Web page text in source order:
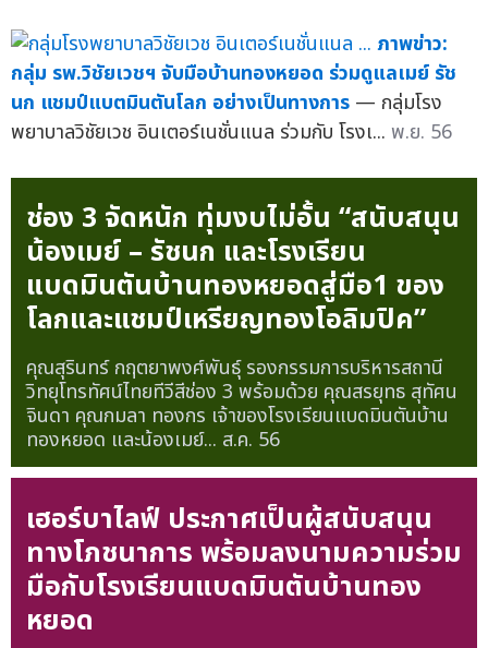
ภาพข่าว:
กลุ่ม รพ.วิชัยเวชฯ จับมือบ้านทองหยอด ร่วมดูแลเมย์ รัช
นก แชมป์แบตมินตันโลก อย่างเป็นทางการ — กลุ่มโรง
พยาบาลวิชัยเวช อินเตอร์เนชั่นแนล ร่วมกับ โรงเ... พ.ย. 56
ช่อง 3 จัดหนัก ทุ่มงบไม่อั้น “สนับสนุน
น้องเมย์ – รัชนก และโรงเรียน
แบดมินตันบ้านทองหยอดสู่มือ1 ของ
โลกและแชมป์เหรียญทองโอลิมปิค”
คุณสุรินทร์ กฤตยาพงศ์พันธุ์ รองกรรมการบริหารสถานี
วิทยุโทรทัศน์ไทยทีวีสีช่อง 3 พร้อมด้วย คุณสรยุทธ สุทัศน
จินดา คุณกมลา ทองกร เจ้าของโรงเรียนแบดมินตันบ้าน
ทองหยอด และน้องเมย์... ส.ค. 56
เฮอร์บาไลฟ์ ประกาศเป็นผู้สนับสนุน
ทางโภชนาการ พร้อมลงนามความร่วม
มือกับโรงเรียนแบดมินตันบ้านทอง
หยอด